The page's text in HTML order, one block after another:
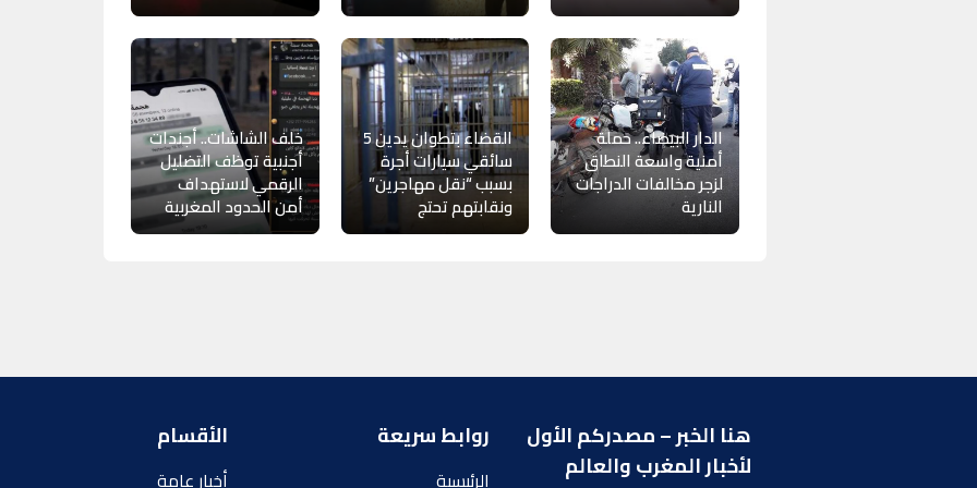
الدار البيضاء.. حملة
أمنية واسعة النطاق
لزجر مخالفات الدراجات
النارية
القضاء بتطوان يدين 5
سائقي سيارات أجرة
بسبب “نقل مهاجرين”
ونقابتهم تحتج
خلف الشاشات.. أجندات
أجنبية توظف التضليل
الرقمي لاستهداف
أمن الحدود المغربية
هنا الخبر – مصدركم الأول
لأخبار المغرب والعالم
روابط سريعة
الرئيسية
الأقسام
أخبار عامة